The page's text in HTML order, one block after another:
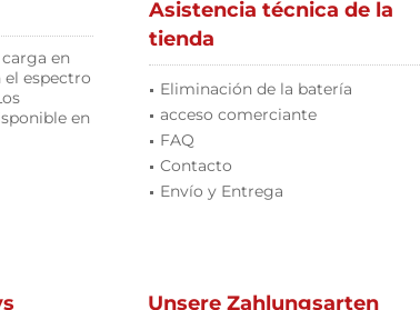
en
espectro
en
Asistencia técnica de la
tienda
Eliminación de la batería
acceso comerciante
FAQ
Contacto
Envío y Entrega
Unsere Zahlungsarten